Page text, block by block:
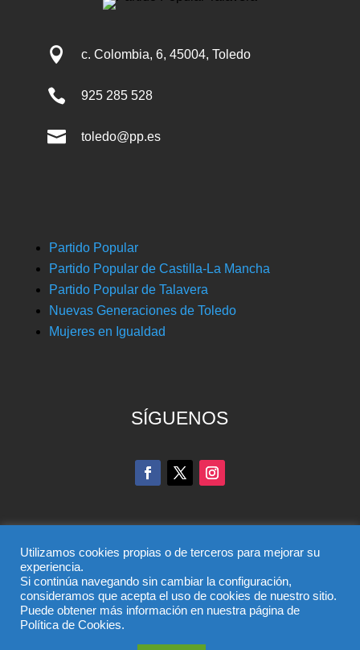
 c. Colombia, 6, 45004, Toledo
 925 285 528
 toledo@pp.es
Partido Popular
Partido Popular de Castilla-La Mancha
Partido Popular de Talavera
Nuevas Generaciones de Toledo
Mujeres en Igualdad
SÍGUENOS
© Partido Popular de Toledo – C/ Colombia, 6, 45004,
Toledo, Teléfono 925 285 528
El uso de este sitio implica la aceptación del
Utilizamos cookies propias o de terceros para mejorar su
experiencia.
Si continúa navegando sin cambiar la configuración,
consideramos que acepta el uso de cookies de nuestro sitio.
Puede obtener más información en nuestra página de
Política de Cookies.